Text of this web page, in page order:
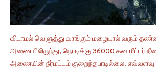
விடாமல் வெளுத்து வாங்கும் மழையால் வரும்
அணையிலிருந்து, நொடிக்கு 36000 கன மீட்டர் நீரை
அணையின் நீர்மட்டம் குறைந்தபாடில்லை. எவ்வளவு